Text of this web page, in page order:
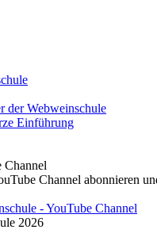
der Webweinschule
Einführung
Channel
Channel abonnieren
2026